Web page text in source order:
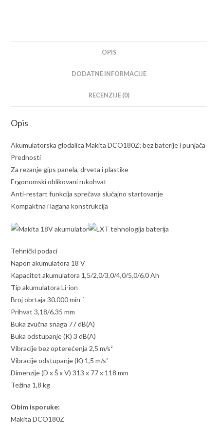
OPIS
DODATNE INFORMACIJE
RECENZIJE (0)
Opis
Akumulatorska glodalica Makita DCO180Z; bez baterije i punjača
Prednosti
Za rezanje gips panela, drveta i plastike
Ergonomski oblikovani rukohvat
Anti-restart funkcija sprečava slučajno startovanje
Kompaktna i lagana konstrukcija
Tehnički podaci
Napon akumulatora 18 V
Kapacitet akumulatora 1,5/2,0/3,0/4,0/5,0/6,0 Ah
Tip akumulatora Li-ion
Broj obrtaja 30.000 min-¹
Prihvat 3,18/6,35 mm
Buka zvučna snaga 77 dB(A)
Buka odstupanje (K) 3 dB(A)
Vibracije bez opterećenja 2,5 m/s²
Vibracije odstupanje (K) 1,5 m/s²
Dimenzije (D x Š x V) 313 x 77 x 118 mm
Težina 1,8 kg
Obim isporuke:
Makita DCO180Z